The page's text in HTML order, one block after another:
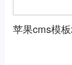
苹果cms模